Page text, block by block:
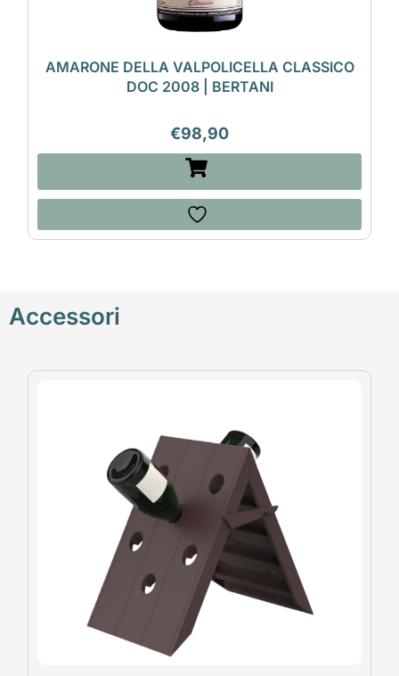
AMARONE DELLA VALPOLICELLA CLASSICO
DOC 2008 | BERTANI
€98,90
Accessori